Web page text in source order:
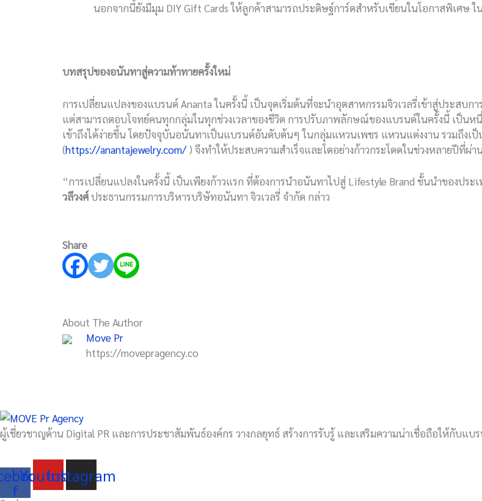
นอกจากนี้ยังมีมุม DIY Gift Cards ให้ลูกค้าสามารถประดิษฐ์การ์ดสำหรับเขียนในโอกาสพิเศษ ใ
บทสรุปของอนันทาสู่ความท้าทายครั้งใหม่
การเปลี่ยนแปลงของแบรนด์ Ananta ในครั้งนี้ เป็นจุดเริ่มต้นที่จะนำอุตสาหกรรมจิวเวลรี่เข้าสู่ประสบ
แต่สามารถตอบโจทย์คนทุกกลุ่มในทุกช่วงเวลาของชีวิต การปรับภาพลักษณ์ของแบรนด์ในครั้งนี้ เป็นห
เข้าถึงได้ง่ายขึ้น โดยปัจจุบันอนันทาเป็นแบรนด์อันดับต้นๆ ในกลุ่มแหวนเพชร แหวนแต่งงาน รวมถึงเ
(https://anantajewelry.com/) จึงทำให้ประสบความสำเร็จและโตอย่างก้าวกระโดดในช่วงหลายปีที่ผ่า
“การเปลี่ยนแปลงในครั้งนี้ เป็นเพียงก้าวแรก ที่ต้องการนำอนันทาไปสู่ Lifestyle Brand ชั้นนำของปร
วลีวงศ์ประธานกรรมการบริหารบริษัทอนันทา จิวเวลรี่ จำกัด กล่าว
Share
About The Author
Move Pr
https://movepragency.co
ผู้เชี่ยวชาญด้าน Digital PR และการประชาสัมพันธ์องค์กร วางกลยุทธ์ สร้างการรับรู้ และเสริมความน่าเชื่อถือให้กับแบ
f
Youtube
Instagram